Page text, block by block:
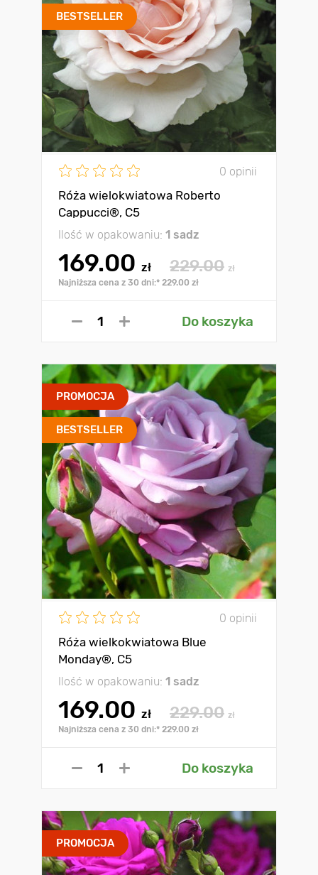
BESTSELLER
0 opinii
Róża wielokwiatowa Roberto
Cappucci®, C5
Ilość w opakowaniu: 1 sadz
169.00 zł 229.00 zł
Najniższa cena z 30 dni:* 229.00 zł
Do koszyka
PROMOCJA
BESTSELLER
0 opinii
Róża wielkokwiatowa Blue
Monday®, C5
Ilość w opakowaniu: 1 sadz
169.00 zł 229.00 zł
Najniższa cena z 30 dni:* 229.00 zł
Do koszyka
PROMOCJA